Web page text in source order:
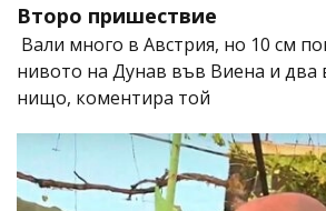
Второ пришествие
Вали много в Австрия, но 10 см
нивото на Дунав във Виена и два
нищо, коментира той